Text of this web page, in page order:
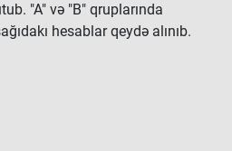
"A" və "B" qruplarında
hesablar qeydə alınıb.